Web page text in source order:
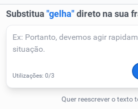
Resumir Texto
Corrigir Texto
Detector de IA
Humanizador de IA